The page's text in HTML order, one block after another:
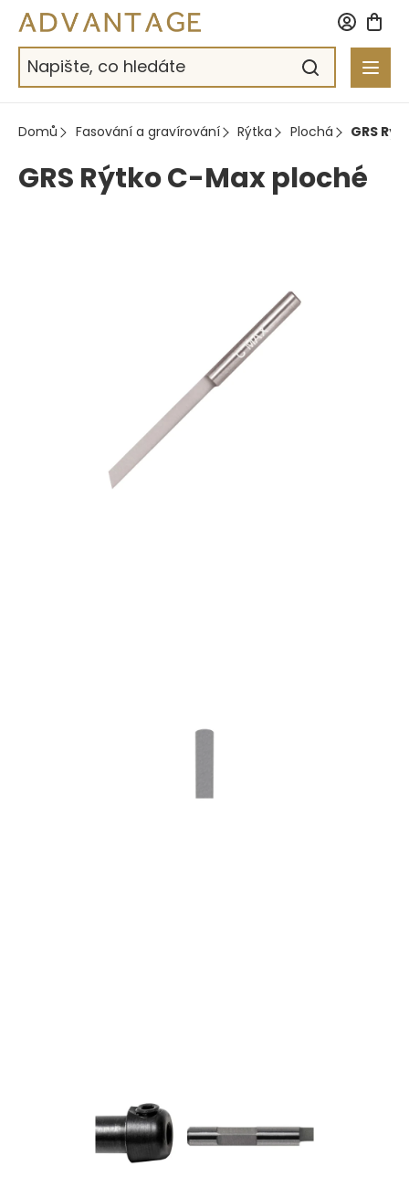
Přejít
obsah
Domů Fasování a gravírování Rýtka Plochá GRS
GRS Rýtko C-Max ploché